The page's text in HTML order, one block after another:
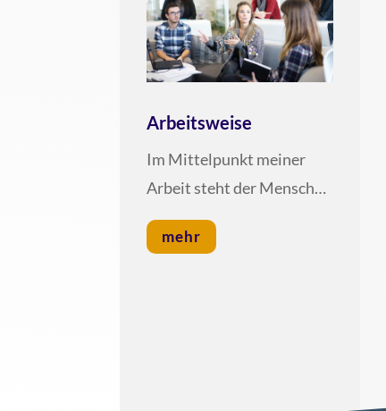
Arbeitsweise
Im Mit­tel­punkt mei­ner
Arbeit steht der Mensch…
mehr